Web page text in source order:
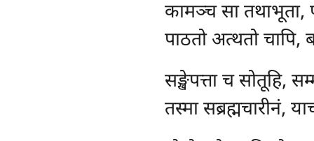
कामञ्च सा तथाभूता,
पाठतो अत्थतो
सङ्खेपत्ता च सोतूहि,
तस्मा सब्रह्मचारीनं,